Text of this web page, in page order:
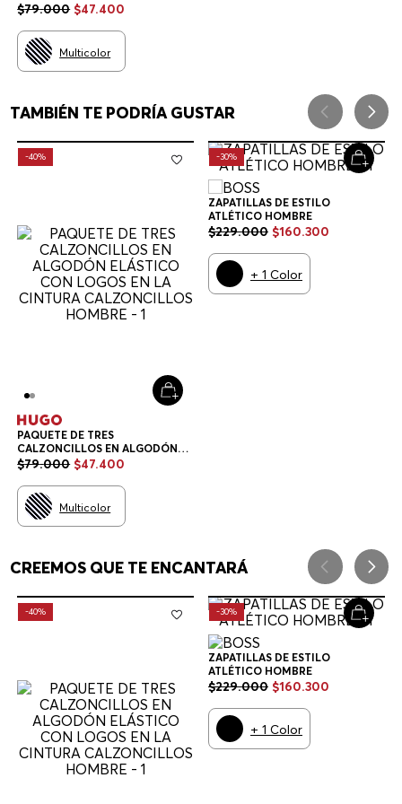
ELÁSTICO CON LOGOS EN LA
HOMBRE
$79.000 $47.400
Multicolor
TAMBIÉN TE PODRÍA GUSTAR
-40%
PAQUETE DE TRES
CALZONCILLOS EN ALGODÓN
ELÁSTICO CON LOGOS EN LA
HOMBRE
$79.000 $47.400
Multicolor
-30%
ZAPATILLAS DE ESTILO
ATLÉTICO HOMBRE
$229.000 $160.300
+ 1 Color
CREEMOS QUE TE ENCANTARÁ
-40% -30%
ZAPATILLAS DE ESTILO
ATLÉTICO HOMBRE
$229.000 $160.300
+ 1 Color